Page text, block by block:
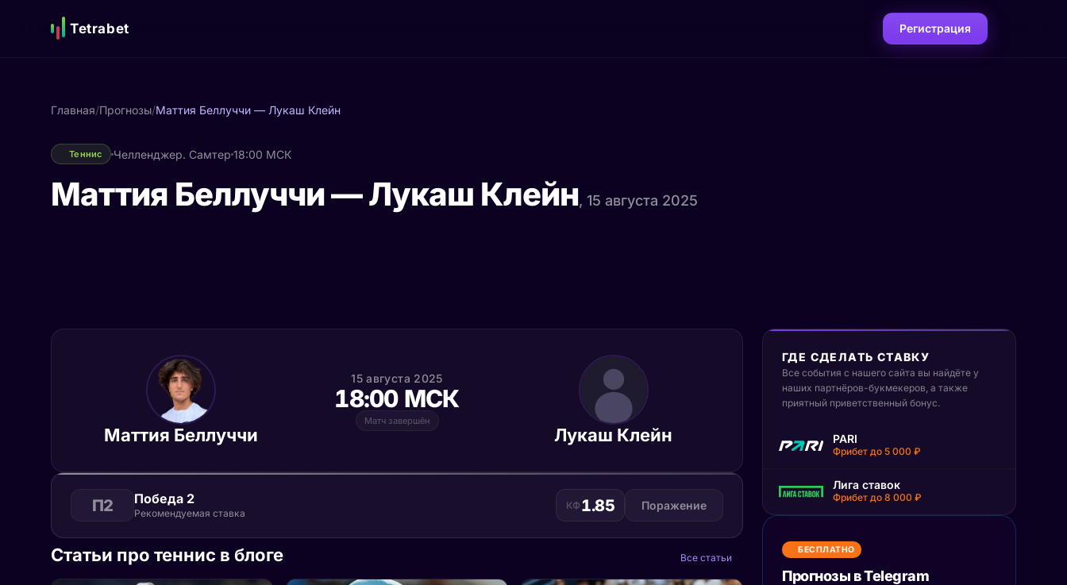
Tetrabet Регистрация
Главная/Прогнозы/Маттия Беллуччи — Лукаш Клейн
Теннис Челленджер. Самтер 18:00 МСК
Маттия Беллуччи — Лукаш Клейн, 15 августа 2025
Маттия Беллуччи
15 августа 2025
18:00 МСК
Матч завершён
Лукаш Клейн
П2 Победа 2
Рекомендуемая ставка
КФ 1.85 Поражение
Статьи про теннис в блоге Все статьи
ГДЕ СДЕЛАТЬ СТАВКУ
Все события с нашего сайта вы найдёте у
наших партнёров-букмекеров, а также
приятный приветственный бонус.
PARI
Фрибет до 5 000 ₽
Лига ставок
Фрибет до 8 000 ₽
БЕСПЛАТНО
Прогнозы в Telegram